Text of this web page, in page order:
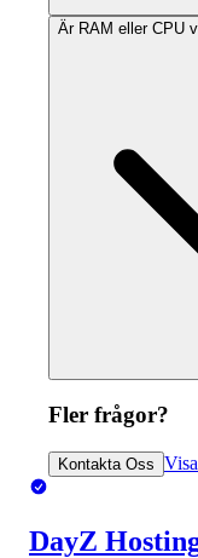
Är RAM eller CPU
Fler frågor?
Kontakta Oss
DayZ